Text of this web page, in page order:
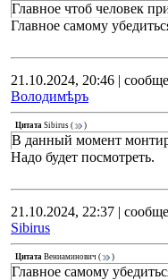
Главное чтоб человек
Главное самому
21.10.2024, 20:46 |
Володимѣръ
Цитата Sibirus ( )
В данный момент
Надо будет посмотреть.
21.10.2024, 22:37 |
Sibirus
Цитата Вениаминович ( )
Главное самому